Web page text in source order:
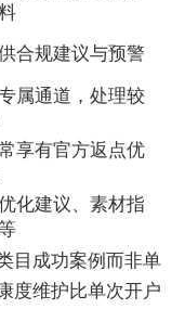
合规建议与预警
属通道，处理较
享有官方返点优
化建议、素材指
目成功案例而非单
度维护比单次开户